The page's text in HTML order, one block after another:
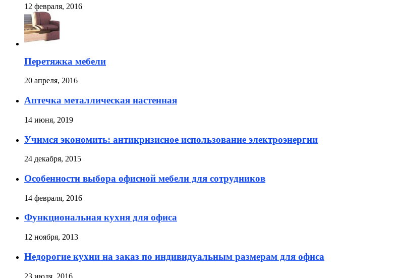
12 февраля, 2016
Перетяжка мебели
20 апреля, 2016
Аптечка металлическая настенная
14 июня, 2019
Учимся экономить: антикризисное использование электроэнергии
24 декабря, 2015
Особенности выбора офисной мебели для сотрудников
14 февраля, 2016
Функциональная кухня для офиса
12 ноября, 2013
Недорогие кухни на заказ по индивидуальным размерам для офиса
23 июля, 2016